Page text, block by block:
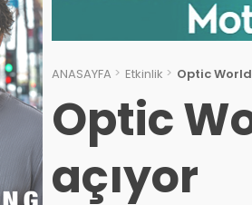
ANASAYFA Etkinlik Optic
Optic
açıyor